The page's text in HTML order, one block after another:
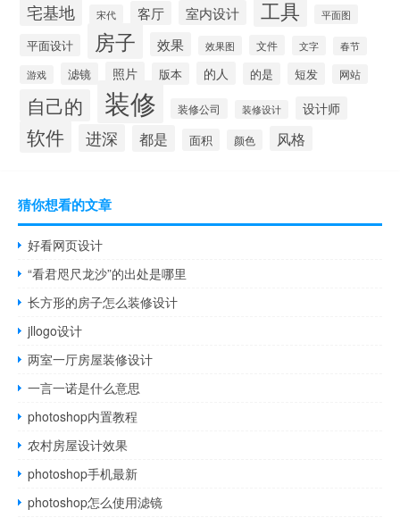
宅基地 宋代 客厅 室内设计 工具 平面图
平面设计 房子 效果 效果图 文件 文字 春节
游戏 滤镜 照片 版本 的人 的是 短发 网站
自己的 装修 装修公司 装修设计 设计师
软件 进深 都是 面积 颜色 风格
猜你想看的文章
好看网页设计
“看君咫尺龙沙”的出处是哪里
长方形的房子怎么装修设计
jllogo设计
两室一厅房屋装修设计
一言一诺是什么意思
photoshop内置教程
农村房屋设计效果
photoshop手机最新
photoshop怎么使用滤镜